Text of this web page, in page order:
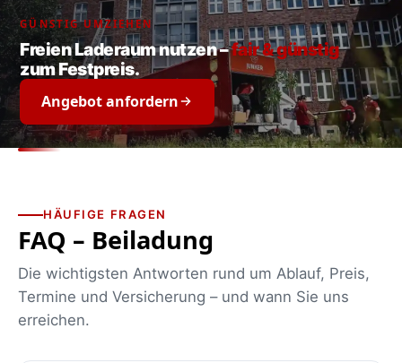
GÜNSTIG UMZIEHEN
Freien Laderaum nutzen –fair & günstig
zum Festpreis.
Angebot anfordern
HÄUFIGE FRAGEN
FAQ – Beiladung
Die wichtigsten Antworten rund um Ablauf, Preis,
Termine und Versicherung – und wann Sie uns
erreichen.